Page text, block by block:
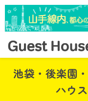
池袋・後楽園
ハウ